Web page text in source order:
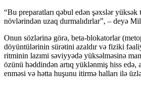
“Bu preparatları qəbul edən şəxslər
növlərindən uzaq durmalıdırlar”, – deyə
Onun sözlərinə görə, beta-blokatorlar
döyüntülərinin sürətini azaldır və fiziki
ritminin lazımi səviyyədə yüksəlməsinə
özünü həddindən artıq yüklənmiş hiss
enməsi və hətta huşunu itirmə halları ilə